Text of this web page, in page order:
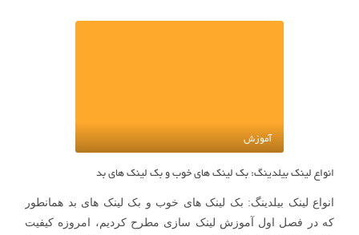
آموزش
انواع لینک بیلدینگ: بک لینک های خوب و بک لینک های بد
انواع لینک بیلدینگ: بک لینک های خوب و بک لینک های بد همانطور
که در فصل اول آموزش لینک سازی مطرح کردیم، امروزه کیفیت